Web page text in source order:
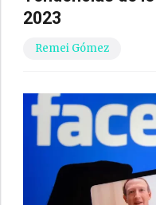
2023
Remei Gómez